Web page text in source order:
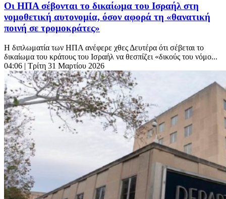
Οι ΗΠΑ σέβονται το δικαίωμα του Ισραήλ στη
νομοθετική αυτονομία, όσον αφορά τη «θανατική
ποινή σε τρομοκράτες»
Η διπλωματία των ΗΠΑ ανέφερε χθες Δευτέρα ότι σέβεται το
δικαίωμα του κράτους του Ισραήλ να θεσπίζει «δικούς του νόμο...
04:06 | Τρίτη 31 Μαρτίου 2026